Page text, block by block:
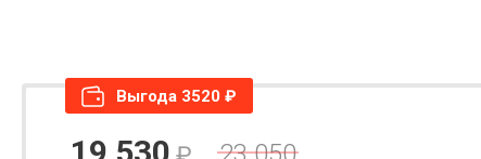
Выгода 3520 ₽
19 530